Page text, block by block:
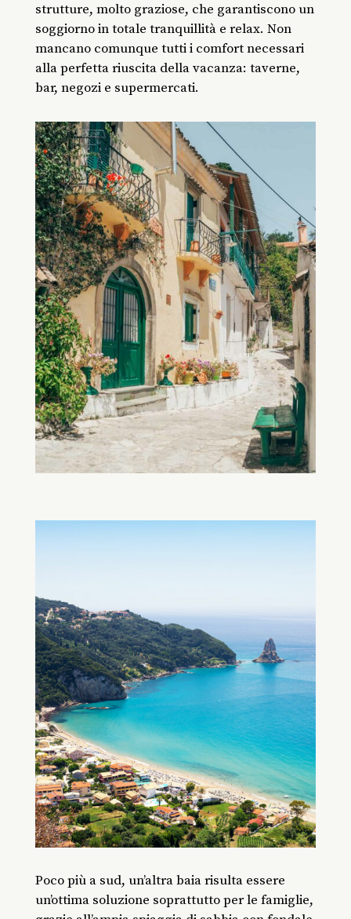
strutture, molto graziose, che garantiscono un
soggiorno in totale tranquillità e relax. Non
mancano comunque tutti i comfort necessari
alla perfetta riuscita della vacanza: taverne,
bar, negozi e supermercati.
Poco più a sud, un’altra baia risulta essere
un’ottima soluzione soprattutto per le famiglie,